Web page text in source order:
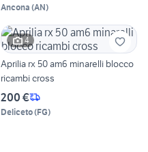
Ancona (AN)
4
Aprilia rx 50 am6 minarelli blocco
ricambi cross
200 €
Deliceto(FG)